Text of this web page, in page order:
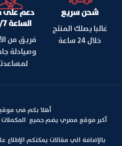
شحن سريع
غالبا يصلك المنتج
خلال 24 ساعة
دعم على
الساعة 24/7
فريق من
وصيادلة
أهلا بكم في موقع
أكبر موقع مصري يضم جميع المكملات
بالإضافة الي مقالات يمكنكم